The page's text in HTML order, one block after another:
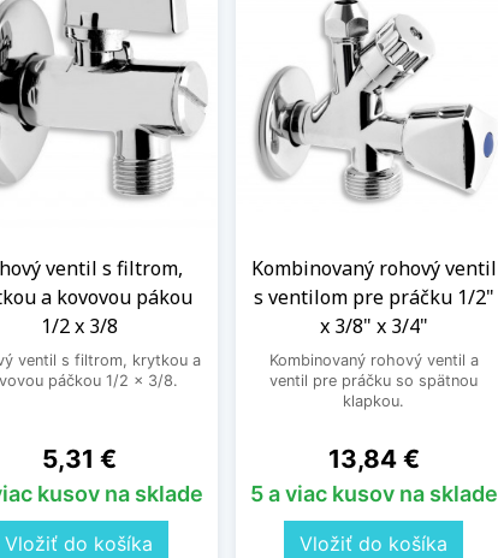
ventil s filtrom,
a kovovou pákou
1/2 x 3/8
ventil s filtrom, krytkou a
páčkou 1/2 x 3/8.
Cena
5,31 €
kusov na sklade
Vložiť do košíka
Kombinovaný rohový ventil
s ventilom pre práčku 1/2"
x 3/8" x 3/4"
Kombinovaný rohový ventil a
ventil pre práčku so spätnou
klapkou.
Cena
13,84 €
5 a viac kusov na sklade
Vložiť do košíka